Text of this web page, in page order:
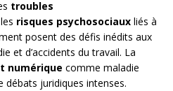
troubles
risques psychosociaux liés à
posent des défis inédits aux
et d’accidents du travail. La
numérique comme maladie
débats juridiques intenses.